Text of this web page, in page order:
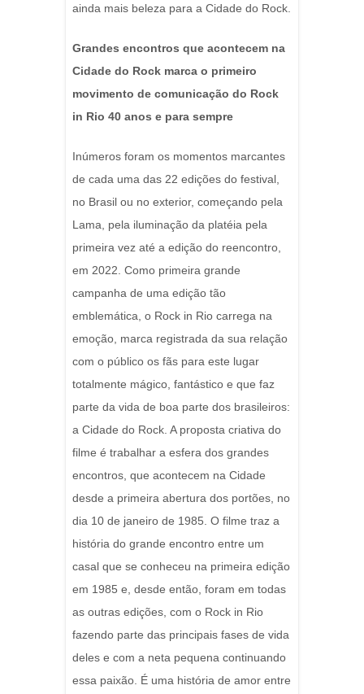
ainda mais beleza para a Cidade do Rock.
Grandes encontros que acontecem na
Cidade do Rock marca o primeiro
movimento de comunicação do Rock
in Rio 40 anos e para sempre
Inúmeros foram os momentos marcantes
de cada uma das 22 edições do festival,
no Brasil ou no exterior, começando pela
Lama, pela iluminação da platéia pela
primeira vez até a edição do reencontro,
em 2022. Como primeira grande
campanha de uma edição tão
emblemática, o Rock in Rio carrega na
emoção, marca registrada da sua relação
com o público os fãs para este lugar
totalmente mágico, fantástico e que faz
parte da vida de boa parte dos brasileiros:
a Cidade do Rock. A proposta criativa do
filme é trabalhar a esfera dos grandes
encontros, que acontecem na Cidade
desde a primeira abertura dos portões, no
dia 10 de janeiro de 1985. O filme traz a
história do grande encontro entre um
casal que se conheceu na primeira edição
em 1985 e, desde então, foram em todas
as outras edições, com o Rock in Rio
fazendo parte das principais fases de vida
deles e com a neta pequena continuando
essa paixão. É uma história de amor entre